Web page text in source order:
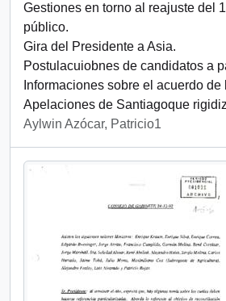
Gestiones en torno al reajuste del
público.
Gira del Presidente a Asia.
Postulacuiobnes de candidatos a
Informaciones sobre el acuerdo de
Apelaciones de Santiagoque
Aylwin Azócar, Patricio1